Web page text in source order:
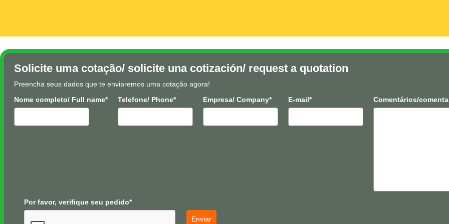
Solicite uma cotação/ solicite una cotización/ request a quotation
Preencha seus dados que te enviaremos uma cotação agora!
Nome completo/ Full name*
Telefone/ Phone* Empresa/ Company* E-mail* Comentários/
Por favor, verifique seu pedido*
Enviar